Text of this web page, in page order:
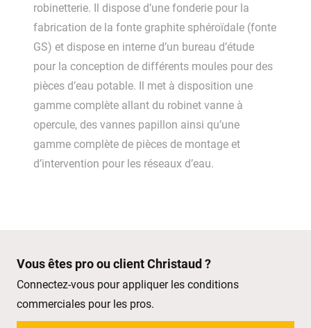
robinetterie. Il dispose d’une fonderie pour la
fabrication de la fonte graphite sphéroïdale (fonte
GS) et dispose en interne d’un bureau d’étude
pour la conception de différents moules pour des
pièces d’eau potable. Il met à disposition une
gamme complète allant du robinet vanne à
opercule, des vannes papillon ainsi qu’une
gamme complète de pièces de montage et
d’intervention pour les réseaux d’eau.
Vous êtes pro ou client Christaud ?
Connectez-vous pour appliquer les conditions
commerciales pour les pros.